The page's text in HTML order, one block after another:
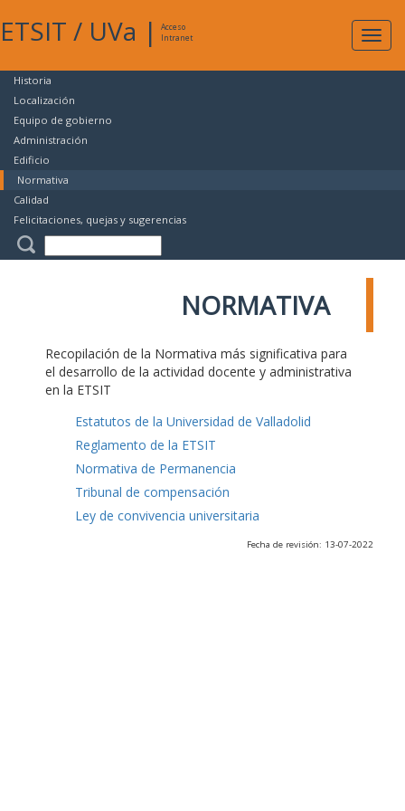
ETSIT / UVa |
Acceso
Intranet
Historia
Localización
Equipo de gobierno
Administración
Edificio
Normativa
Calidad
Felicitaciones, quejas y sugerencias
NORMATIVA
Recopilación de la Normativa más significativa para
el desarrollo de la actividad docente y administrativa
en la ETSIT
Estatutos de la Universidad de Valladolid
Reglamento de la ETSIT
Normativa de Permanencia
Tribunal de compensación
Ley de convivencia universitaria
Fecha de revisión: 13-07-2022